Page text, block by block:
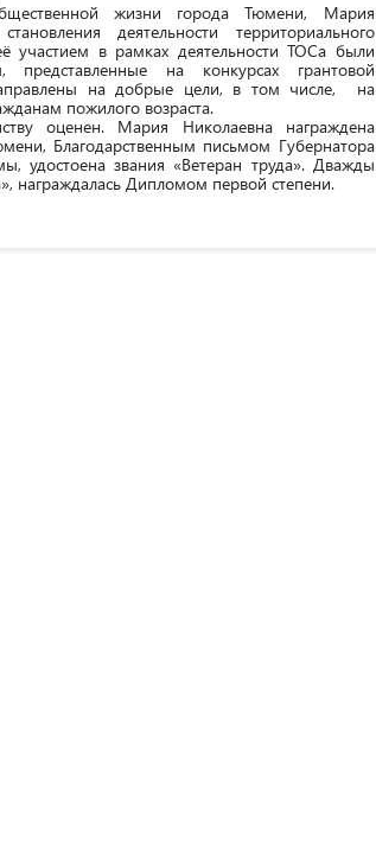
жизни города Тюмени, Мария
деятельности территориального
участием в рамках деятельности ТОСа были
представленные на конкурсах грантовой
на добрые цели, в том числе, на
пожилого возраста.
оценен. Мария Николаевна награждена
Благодарственным письмом Губернатора
удостоена звания «Ветеран труда». Дважды
награждалась Дипломом первой степени.